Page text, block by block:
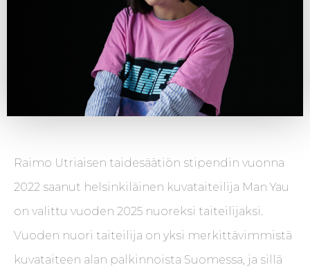
Raimo Utriaisen taidesäätiön stipendin vuonna
2022 saanut helsinkiläinen kuvataiteilija Man Yau
on valittu vuoden 2025 nuoreksi taiteilijaksi.
Vuoden nuori taiteilija on yksi merkittävimmistä
kuvataiteen alan palkinnoista Suomessa, ja sillä